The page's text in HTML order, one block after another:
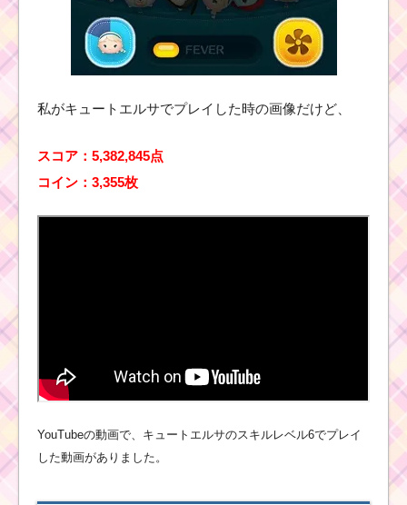
ハ
ル動画 高得点を出すコ
稼ぎ方と使い方
ツ
6
私がキュートエルサでプレイした時の画像だけど、
スコア：5,382,845点
コイン：3,355枚
YouTubeの動画で、キュートエルサのスキルレベル6でプレイ
した動画がありました。